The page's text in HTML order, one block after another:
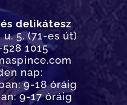
delikátesz
5. (71-es út)
1015
nap:
9-18 óráig
9-17 óráig